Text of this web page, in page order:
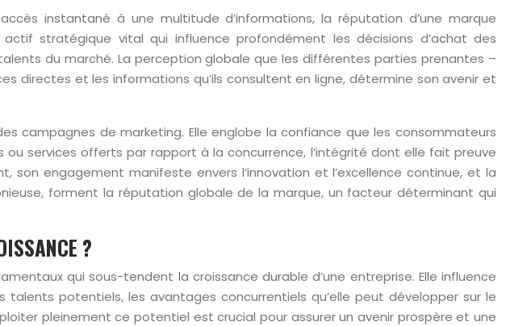
instantané à une multitude d’informations, la réputation d’une marque
stratégique vital qui influence profondément les décisions d’achat des
du marché. La perception globale que les différentes parties prenantes –
directes et les informations qu’ils consultent en ligne, détermine son avenir et
campagnes de marketing. Elle englobe la confiance que les consommateurs
services offerts par rapport à la concurrence, l’intégrité dont elle fait preuve
engagement manifeste envers l’innovation et l’excellence continue, et la
forment la réputation globale de la marque, un facteur déterminant qui
?
qui sous-tendent la croissance durable d’une entreprise. Elle influence
potentiels, les avantages concurrentiels qu’elle peut développer sur le
pleinement ce potentiel est crucial pour assurer un avenir prospère et une